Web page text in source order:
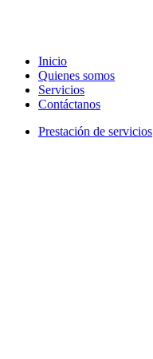
Inicio
Quienes somos
Servicios
Contáctanos
Prestación de servicios